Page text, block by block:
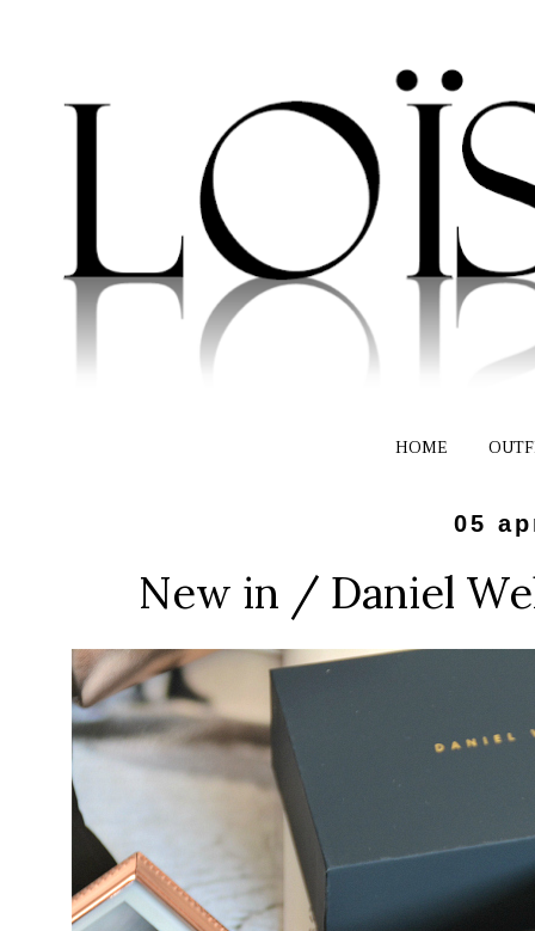
HOME
05
New in / Daniel